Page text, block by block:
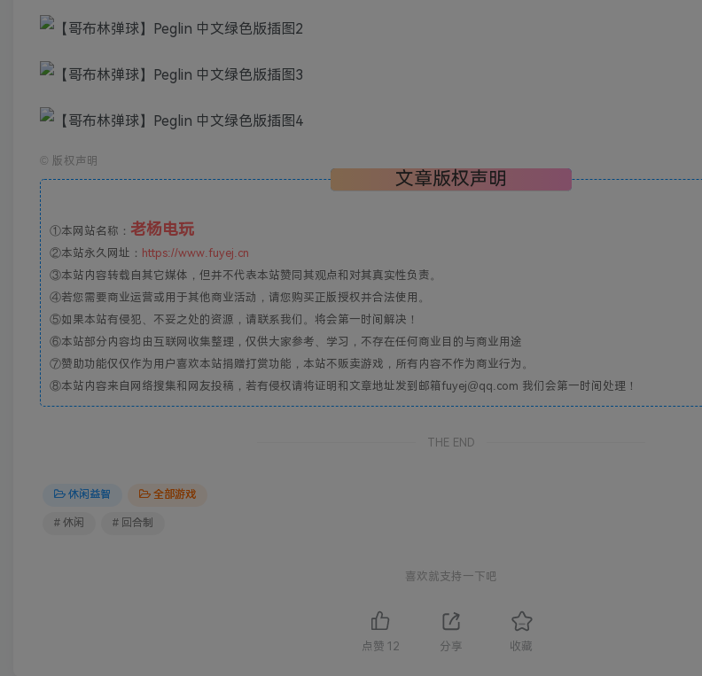
© 版权声明
文章版权声明
①本网站名称： 老杨电玩
②本站永久网址： https://www.fuyej.cn
③本站内容转载自其它媒体，但并不代表本站赞同其观点和对其真实性负责。
④若您需要商业运营或用于其他商业活动，请您购买正版授权并合法使用。
⑤如果本站有侵犯、不妥之处的资源，请联系我们。将会第一时间解决！
⑥本站部分内容均由互联网收集整理，仅供大家参考、学习，不存在任何商业目的与商业用途
⑦赞助功能仅仅作为用户喜欢本站捐赠打赏功能，本站不贩卖游戏，所有内容不作为商业行为。
⑧本站内容来自网络搜集和网友投稿，若有侵权请将证明和文章地址发到邮箱fuyej@qq.com 我们会第一时间处理！
THE END
休闲益智 全部游戏
# 休闲 # 回合制
喜欢就支持一下吧
点赞 12 分享 收藏